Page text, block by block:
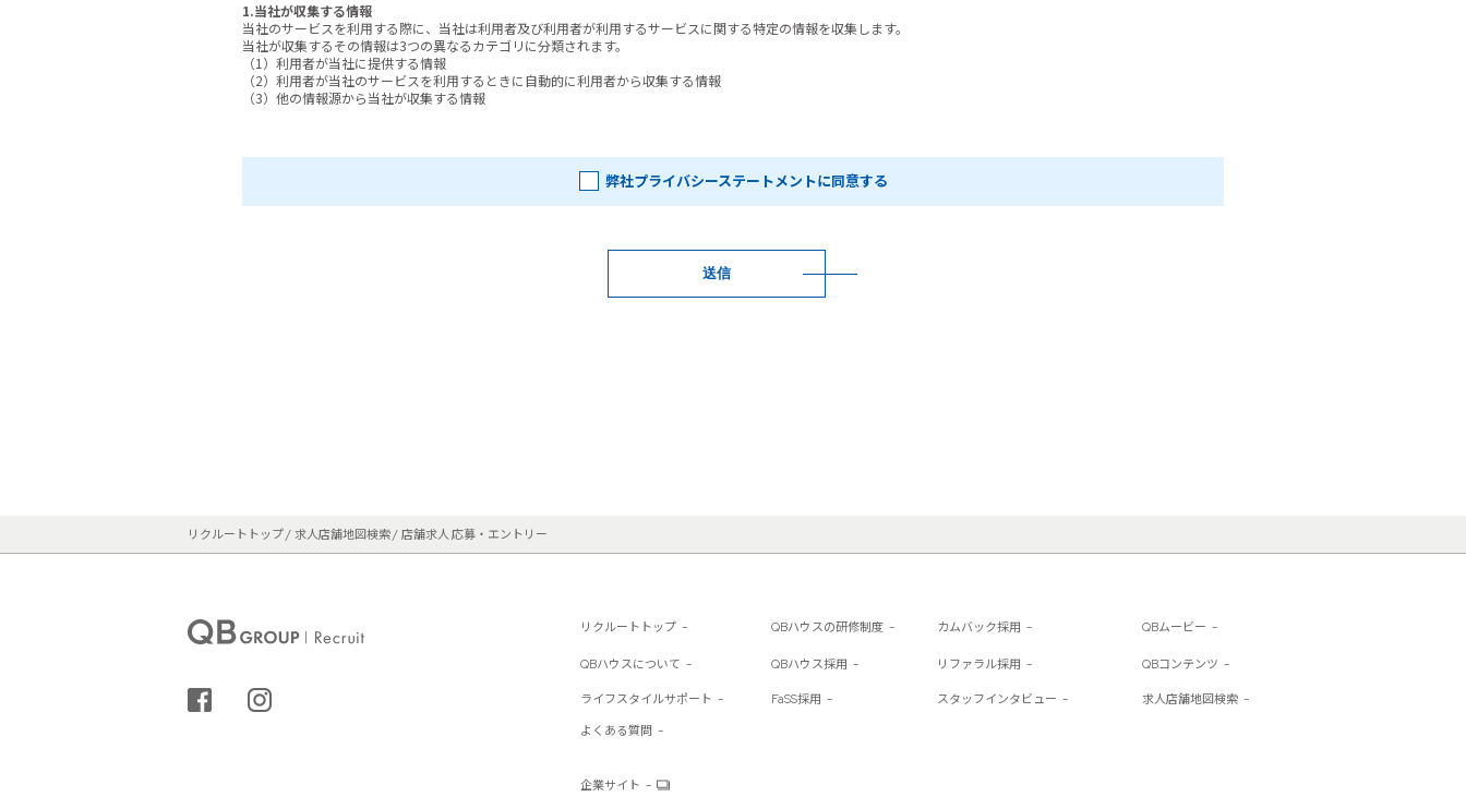
1.当社が収集する情報
当社のサービスを利用する際に、当社は利用者及び利用者が利用するサービスに関する特定の情報を収集します。
当社が収集するその情報は3つの異なるカテゴリに分類されます。
（1）利用者が当社に提供する情報
（2）利用者が当社のサービスを利用するときに自動的に利用者から収集する情報
（3）他の情報源から当社が収集する情報
いて当社のサービスを購入すること、当社のウェブサイトを閲覧すること、アンケートやプロモーションに参加することがあります。
利用者が当社に提供する情報には、利用者の氏名、ユーザーネーム、パスワード、メールアドレス、郵便番号、電話番号、住所、クレジットカード番号のような金
融口座情報、誕生日、出生地、人口統計の基礎となる情報、電子カットカルテ、その他利用者が当社に提供することを選択した情報があります。
利用者が当社のサービスを利用するときに、当社は利用者が利用するサービス及びそれらの利用方法に関する情報を収集することができます。この情報には次の情
イトにアクセスするためにコンピューターを利用するとき、又は当社のモバイルアプリケーション内にある店舗検索サービスを利用するときに、当社は利用者の物
理的位置情報を収集することができます。
を希望する場合には、下記の“利用者の選択”と題するセクションをご確認ください。
当社は、店内において従業員と利用者の安全を維持し、当社のカスタマーエクスペリエンスを向上する方法を見つけ出すために、店内カメラを利用します。当社は
セキュリティ上の必要性があるときを除きこれらのカメラを個人を特定するために利用しません。
当社は、公開され入手可能な情報を収集します。例えば、当社は利用者がブログ、チャットルーム、フェイスブック、ツイッター、グーグルプラス、インスタグラム
弊社プライバシーステートメントに同意する
送信
リクルートトップ 求人店舗地図検索 店舗求人 応募・エントリー
シェアする
リクルートトップ
QBハウスについて
ライフスタイルサポート
QBハウスの研修制度
QBハウス採用
FaSS採用
カムバック採用
リファラル採用
スタッフインタビュー
QBムービー
QBコンテンツ
求人店舗地図検索
よくある質問
企業サイト